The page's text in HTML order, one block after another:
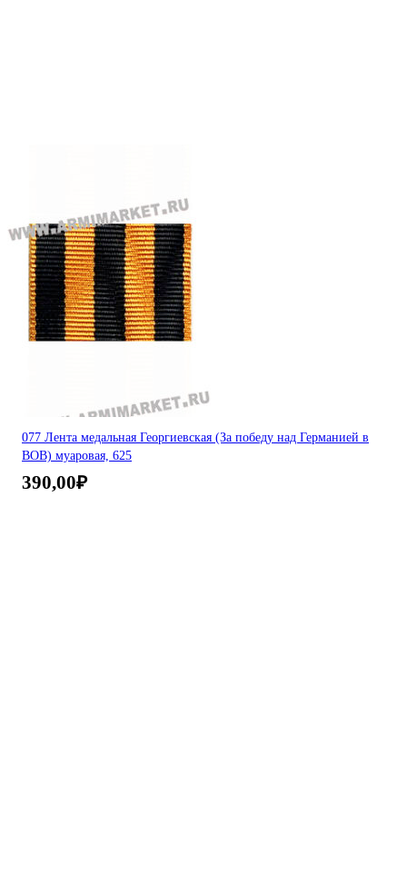
077 Лента медальная Георгиевская (За победу над Германией в
ВОВ) муаровая, 625
390,00₽